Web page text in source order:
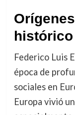
histórico
Federico Luis
época de
sociales en
Europa vivió